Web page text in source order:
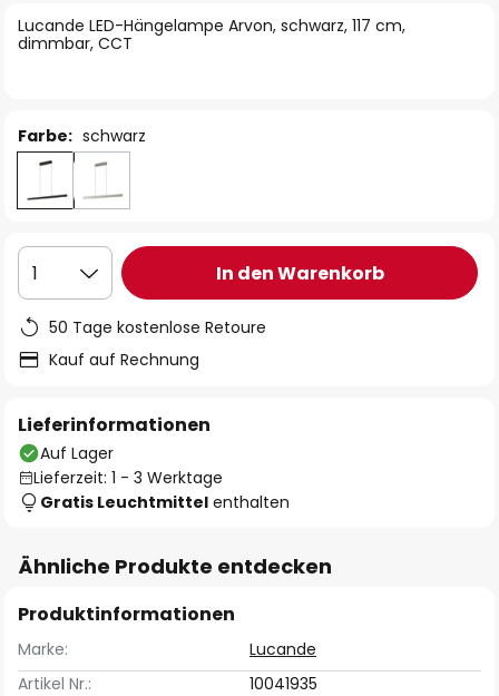
Lucande LED-Hängelampe Arvon, schwarz, 117 cm,
dimmbar, CCT
Farbe: schwarz
1 In den Warenkorb
50 Tage kostenlose Retoure
Kauf auf Rechnung
Lieferinformationen
Auf Lager
Lieferzeit: 1 - 3 Werktage
Gratis Leuchtmittel enthalten
Ähnliche Produkte entdecken
Produktinformationen
Marke:
Lucande
Artikel Nr.:
10041935